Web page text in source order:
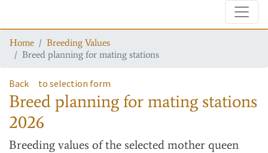
Home
Breeding Values
Breed planning for mating stations
Back to selection form
Breed planning for mating stations
2026
Breeding values of the selected mother queen